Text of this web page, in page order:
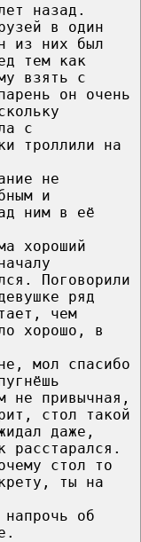
назад.
в один
из них был
тем как
взять с
он очень
с
троллили на
не
и
ним в её
хороший
Поговорили
ряд
чем
хорошо, в
мол спасибо
не привычная,
стол такой
даже,
расстарался.
стол то
ты на
об